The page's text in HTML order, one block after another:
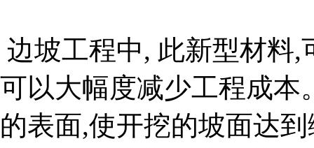
边坡工程中, 此新型材料
可以大幅度减少工程成本
的表面,使开挖的坡面达